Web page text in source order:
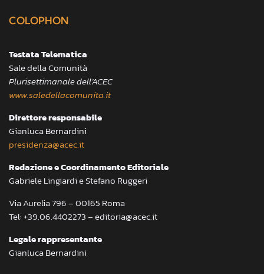
COLOPHON
Testata Telematica
Sale della Comunità
Plurisettimanale dell’ACEC
www.saledellacomunita.it
Direttore responsabile
Gianluca Bernardini
presidenza@acec.it
Redazione e Coordinamento Editoriale
Gabriele Lingiardi e Stefano Ruggeri
Via Aurelia 796 – 00165 Roma
Tel: +39.06.4402273 – editoria@acec.it
Legale rappresentante
Gianluca Bernardini